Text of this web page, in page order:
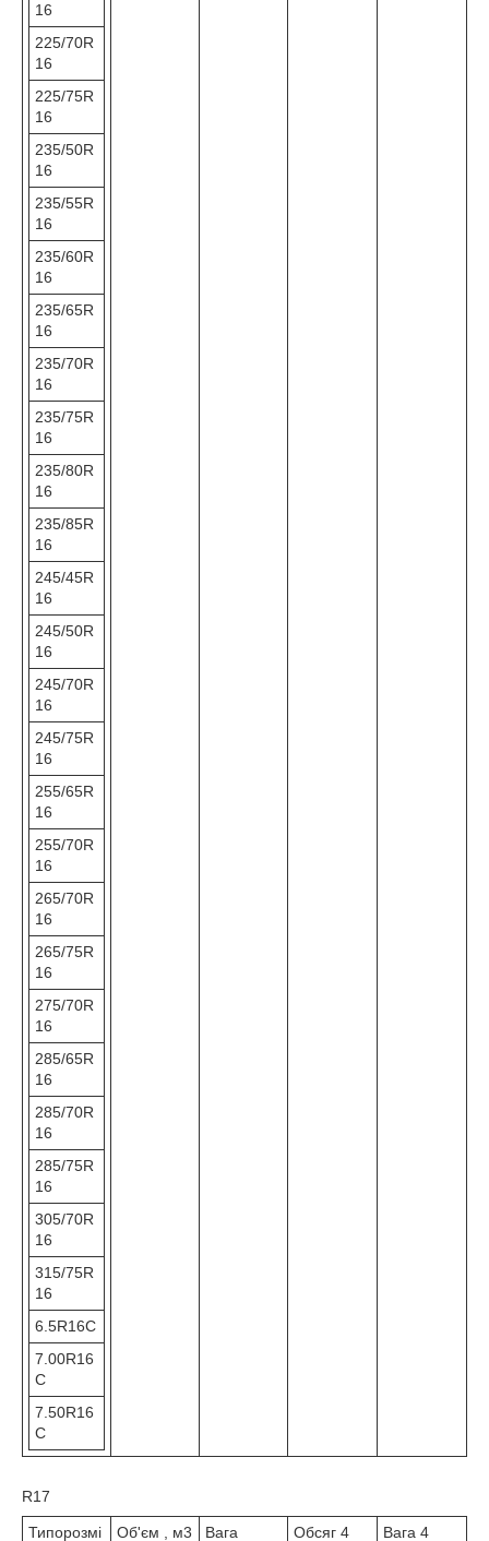
16
225/70R
16
225/75R
16
235/50R
16
235/55R
16
235/60R
16
235/65R
16
235/70R
16
235/75R
16
235/80R
16
235/85R
16
245/45R
16
245/50R
16
245/70R
16
245/75R
16
255/65R
16
255/70R
16
265/70R
16
265/75R
16
275/70R
16
285/65R
16
285/70R
16
285/75R
16
305/70R
16
315/75R
16
6.5R16C
7.00R16
С
7.50R16
С
R17
Типорозмі Об'єм , м3 Вага Обсяг 4 Вага 4